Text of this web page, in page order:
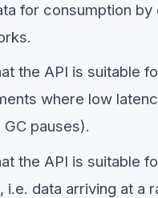
for consumption by
the API is suitable
where low
GC pauses).
the API is suitable
i.e. data arriving at a